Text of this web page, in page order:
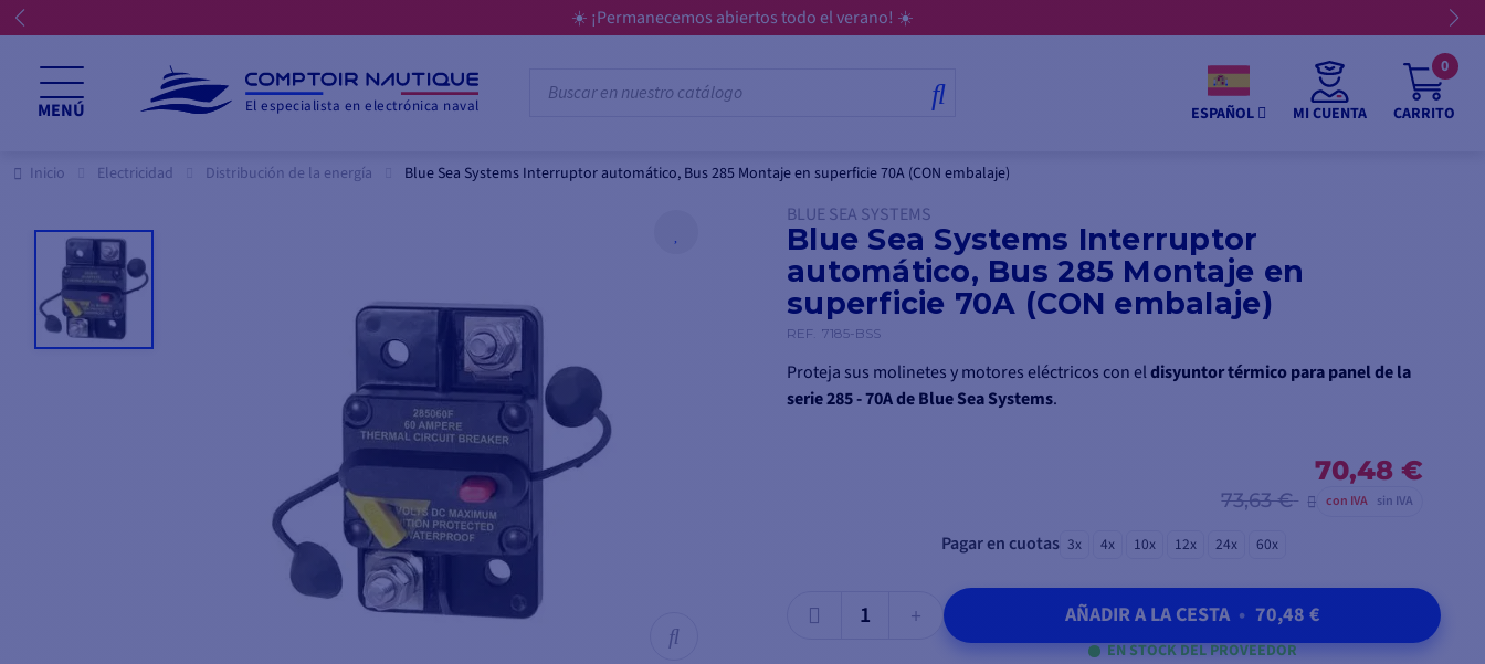
☀️ ¡Permanecemos abiertos todo el verano! ☀️
MENÚ El especialista en electrónica naval ESPAÑOL MI CUENTA CARRITO
0
Inicio Electricidad Distribución de la energía Blue Sea Systems Interruptor automático, Bus 285 Montaje en superficie 70A (CON embalaje)
BLUE SEA SYSTEMS
Blue Sea Systems Interruptor
automático, Bus 285 Montaje en
superficie 70A (CON embalaje)
REF. 7185-BSS
Proteja sus molinetes y motores eléctricos con eldisyuntor térmico para panel de la
serie 285 - 70A de Blue Sea Systems.
70,48 €
73,63 € con IVA sin IVA
Pagar en cuotas 3x 4x 10x 12x 24x 60x
AÑADIR A LA CESTA • 70,48 €
EN STOCK DEL PROVEEDOR